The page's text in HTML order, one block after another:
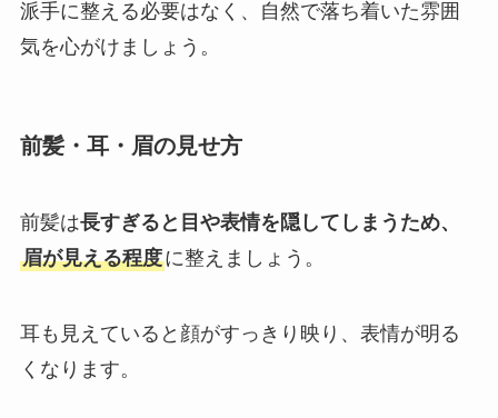
派手に整える必要はなく、自然で落ち着いた雰囲
気を心がけましょう。
前髪・耳・眉の見せ方
前髪は長すぎると目や表情を隠してしまうため、
眉が見える程度に整えましょう。
耳も見えていると顔がすっきり映り、表情が明る
くなります。